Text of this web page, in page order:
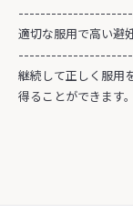
適切な服用で高い避
継続して正しく服用
得ることができます。